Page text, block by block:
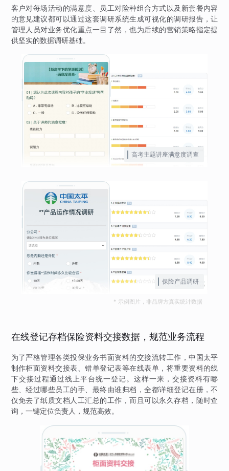
客户对每场活动的满意度、员工对险种组合方式以及新套餐内容
的意见建议都可以通过这套调研系统生成可视化的调研报告，让
管理人员对业务优化重点一目了然，也为后续的营销策略指定提
供坚实的数据调研基础。
高考主题讲座满意度调查
保险产品调研
* 示例图片，非品牌方真实统计数据
在线登记存档保险资料交接数据，规范业务流程
为了严格管理各类投保业务书面资料的交接流转工作，中国太平
制作柜面资料交接表、错单登记表等在线表单，将重要资料的线
下交接过程通过线上平台统一登记。这样一来，交接资料有哪
些、经过哪些员工的手、最终由谁归档，全都详细登记在册，不
仅免去了纸质文档人工汇总的工作，而且可以永久存档，随时查
询，一键定位负责人，规范高效。